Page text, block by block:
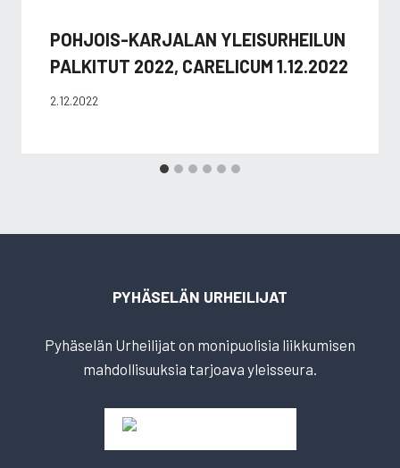
POHJOIS-KARJALAN YLEISURHEILUN
PALKITUT 2022, CARELICUM 1.12.2022
2.12.2022
PYHÄSELÄN URHEILIJAT
Pyhäselän Urheilijat on monipuolisia liikkumisen
mahdollisuuksia tarjoava yleisseura.